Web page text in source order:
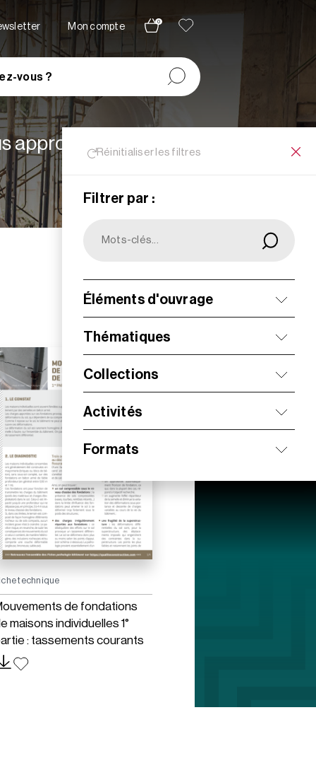
Mon compte
0
vous ?
Réinitialiser les filtres
Filtrer par :
Éléments d'ouvrage
Thématiques
Collections
Activités
Formats
appropriées à vos
technique
de fondations
maisons individuelles 1°
: tassements courants